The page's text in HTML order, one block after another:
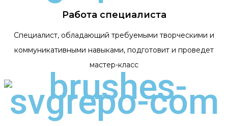
Работа специалиста
Специалист, обладающий требуемыми творческими и
коммуникативными навыками, подготовит и проведет
мастер-класс